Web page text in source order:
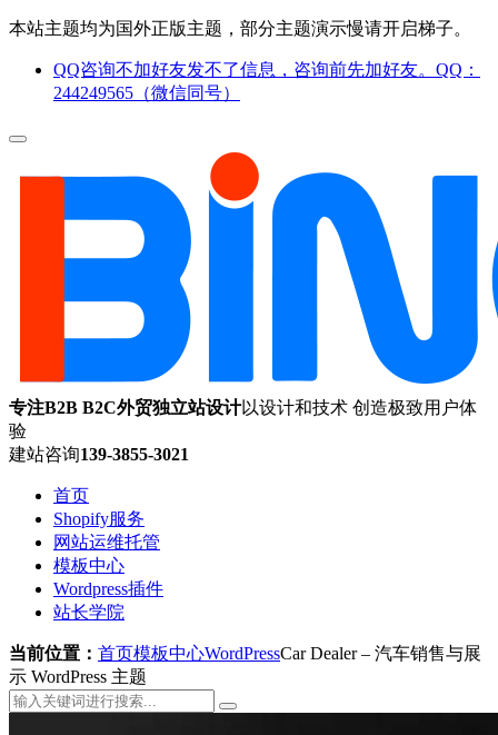
本站主题均为国外正版主题，部分主题演示慢请开启梯子。
QQ咨询不加好友发不了信息，咨询前先加好友。QQ：
244249565（微信同号）
专注B2B B2C外贸独立站设计以设计和技术 创造极致用户体
验
建站咨询139-3855-3021
首页
Shopify服务
网站运维托管
模板中心
Wordpress插件
站长学院
当前位置： 首页模板中心WordPressCar Dealer – 汽车销售与展
示 WordPress 主题